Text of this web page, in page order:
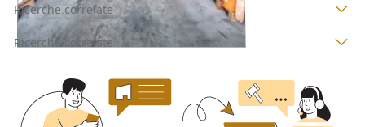
Ricerche correlate
Ricerche correlate